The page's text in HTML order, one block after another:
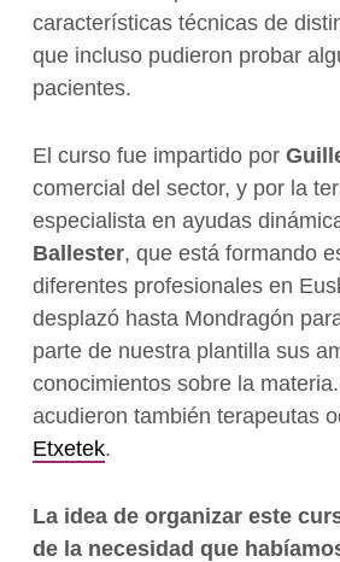
características técnicas de
que incluso pudieron probar
pacientes.
El curso fue impartido por
comercial del sector, y por la
especialista en ayudas
Ballester, que está formando
diferentes profesionales en
desplazó hasta Mondragón
parte de nuestra plantilla sus
conocimientos sobre la
acudieron también terapeutas
Etxetek.
La idea de organizar este
de la necesidad que